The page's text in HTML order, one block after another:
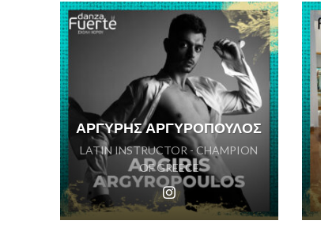
ΑΡΓΥΡΗΣ ΑΡΓΥΡΟΠΟΥΛΟΣ
LATIN INSTRUCTOR - CHAMPION
OF GREECE